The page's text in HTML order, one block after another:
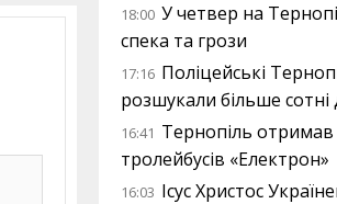
18:00 У четвер на
спека та грози
17:16 Поліцейські
розшукали більше сотні
16:41 Тернопіль
тролейбусів «Електрон»
16:03 Ісус Христос